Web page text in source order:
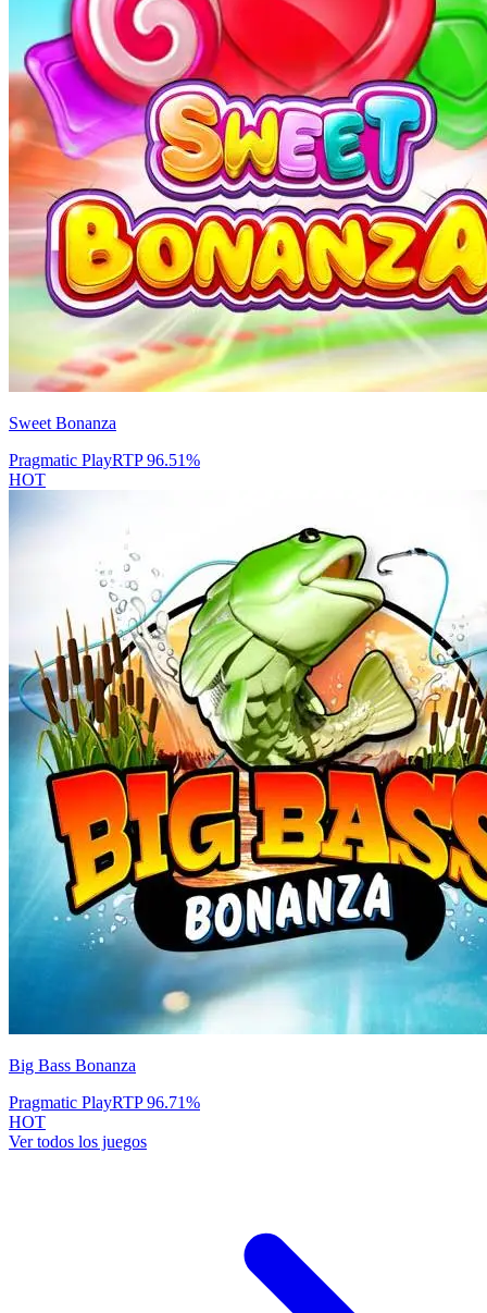
Sweet Bonanza
Pragmatic PlayRTP96.51%
HOT
Big Bass Bonanza
Pragmatic PlayRTP96.71%
HOT
Ver todos los juegos